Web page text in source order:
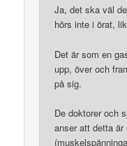
Ja, det ska väl
hörs inte i örat,
Det är som en
upp, över och
på sig.
De doktorer och
anser att detta